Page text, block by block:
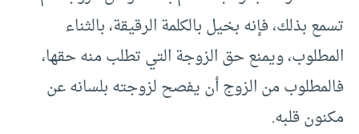
تسمع بذلك، فإنه بخيل بالكلمة الرقيقة، بالثناء
المطلوب، ويمنع حق الزوجة التي تطلب منه حقها،
فالمطلوب من الزوج أن يفصح لزوجته بلسانه عن
مكنون قلبه.